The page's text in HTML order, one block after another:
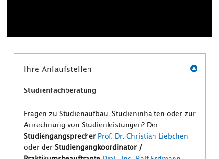
Ihre Anlaufstellen
Studienfachberatung
Fragen zu Studienaufbau, Studieninhalten oder zur
Anrechnung von Studienleistungen? Der
Studiengangsprecher Prof. Dr. Christian Liebchen
oder der Studiengangkoordinator /